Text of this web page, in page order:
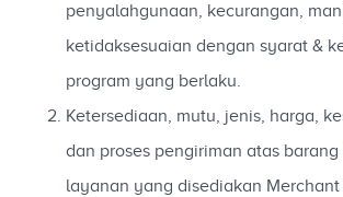
penyalahgunaan, kecurangan,
ketidaksesuaian dengan syarat &
program yang berlaku.
Ketersediaan, mutu, jenis, harga,
dan proses pengiriman atas
layanan yang disediakan Merchant